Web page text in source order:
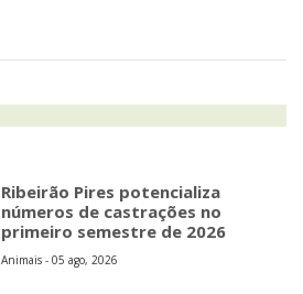
Ribeirão Pires potencializa
números de castrações no
primeiro semestre de 2026
Animais - 05 ago, 2026